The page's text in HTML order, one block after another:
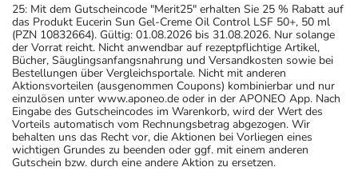
25: Mit dem Gutscheincode "Merit25" erhalten Sie 25 % Rabatt auf
das Produkt Eucerin Sun Gel-Creme Oil Control LSF 50+, 50 ml
(PZN 10832664). Gültig: 01.08.2026 bis 31.08.2026. Nur solange
der Vorrat reicht. Nicht anwendbar auf rezeptpflichtige Artikel,
Bücher, Säuglingsanfangsnahrung und Versandkosten sowie bei
Bestellungen über Vergleichsportale. Nicht mit anderen
Aktionsvorteilen (ausgenommen Coupons) kombinierbar und nur
einzulösen unter www.aponeo.de oder in der APONEO App. Nach
Eingabe des Gutscheincodes im Warenkorb, wird der Wert des
Vorteils automatisch vom Rechnungsbetrag abgezogen. Wir
behalten uns das Recht vor, die Aktionen bei Vorliegen eines
wichtigen Grundes zu beenden oder ggf. mit einem anderen
Gutschein bzw. durch eine andere Aktion zu ersetzen.